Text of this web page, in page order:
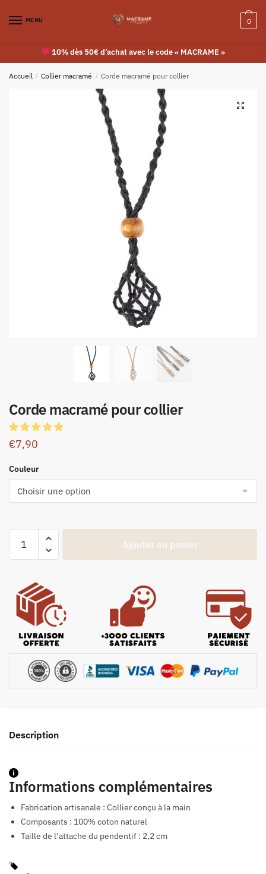
MENU 0
10% dès 50€ d’achat avec le code « MACRAME »
Accueil / Collier macramé / Corde macramé pour collier
Corde macramé pour collier
€7,90
Couleur
Ajouter au panier
Description
Informations complémentaires
Fabrication artisanale : Collier conçu à la main
Composants : 100% coton naturel
Taille de l’attache du pendentif : 2,2 cm